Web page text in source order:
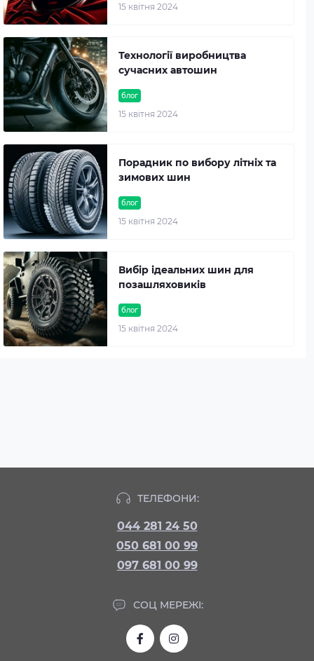
15 квітня 2024
блог
15 квітня 2024
Технології виробництва
сучасних автошин
блог
15 квітня 2024
Порадник по вибору літніх та
зимових шин
блог
15 квітня 2024
Вибір ідеальних шин для
позашляховиків
ТЕЛЕФОНИ:
044 281 24 50
050 681 00 99
097 681 00 99
СОЦ МЕРЕЖІ: